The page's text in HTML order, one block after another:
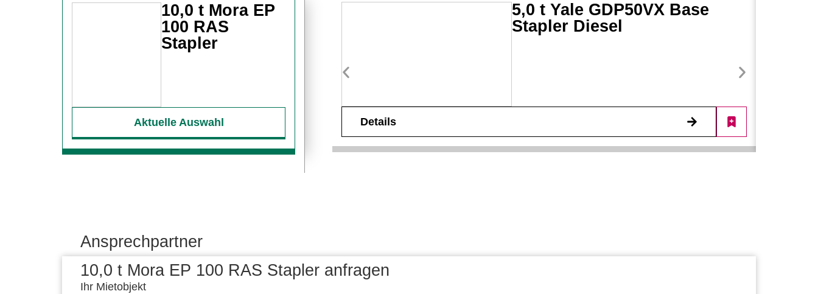
10,0 t Mora EP
100 RAS
Stapler
Aktuelle Auswahl
5,0 t Yale GDP50VX Base
Stapler Diesel
Details
Ansprechpartner
10,0 t Mora EP 100 RAS Stapler anfragen
Ihr Mietobjekt